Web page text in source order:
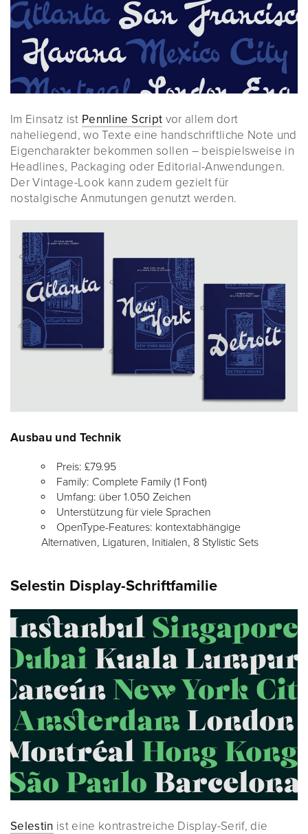
Im Einsatz ist Pennline Script vor allem dort
naheliegend, wo Texte eine handschriftliche Note und
Eigencharakter bekommen sollen – beispielsweise in
Headlines, Packaging oder Editorial-Anwendungen.
Der Vintage-Look kann zudem gezielt für
nostalgische Anmutungen genutzt werden.
Ausbau und Technik
Preis: £79.95
Family: Complete Family (1 Font)
Umfang: über 1.050 Zeichen
Unterstützung für viele Sprachen
OpenType-Features: kontextabhängige
Alternativen, Ligaturen, Initialen, 8 Stylistic Sets
Selestin Display-Schriftfamilie
Selestin ist eine kontrastreiche Display-Serif, die